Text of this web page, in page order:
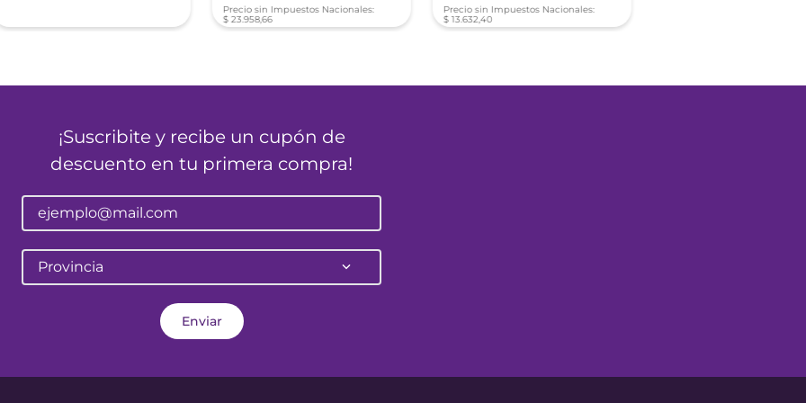
Precio sin Impuestos Nacionales:
$ 23.958,66
Precio sin Impuestos Nacionales:
$ 13.632,40
¡Suscribite y recibe un cupón de
descuento en tu primera compra!
Provincia
Enviar